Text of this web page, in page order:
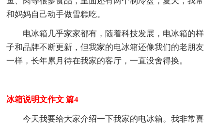
和妈妈自己动手做雪糕吃。
电冰箱几乎家家都有，随着科技发展，电冰箱的样
子和品牌不断更新，但我家的电冰箱还像我们的老朋友
一样，长年累月待在我家的客厅，一直没舍得换。
冰箱说明文作文 篇4
今天我要给大家介绍一下我家的电冰箱。我非常喜